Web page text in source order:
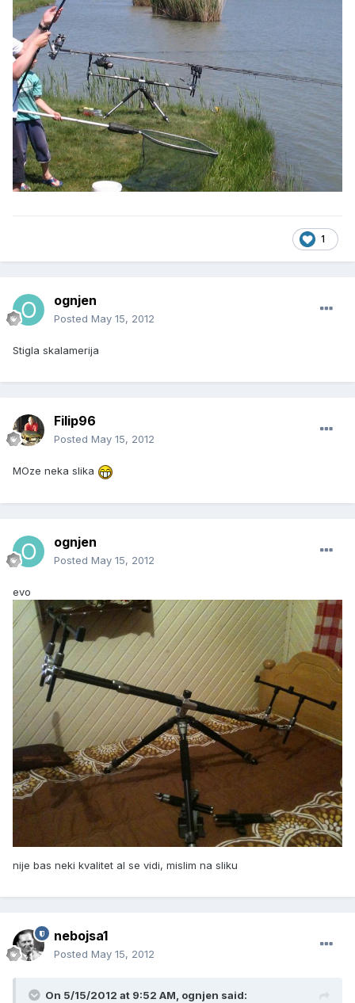
1
ognjen
Posted May 15, 2012
Stigla skalamerija
Filip96
Posted May 15, 2012
MOze neka slika
ognjen
Posted May 15, 2012
evo
nije bas neki kvalitet al se vidi, mislim na sliku
nebojsa1
Posted May 15, 2012
On 5/15/2012 at 9:52 AM, ognjen said: